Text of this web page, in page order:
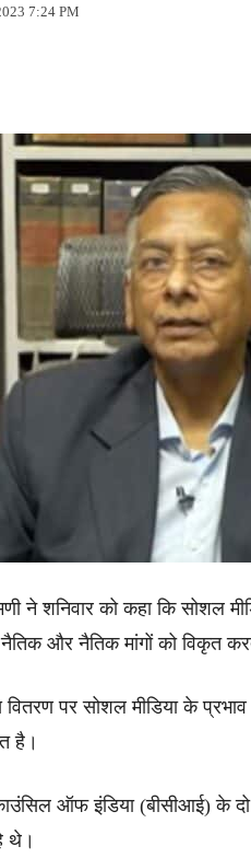
7:24 PM
ने शनिवार को कहा कि सोशल
और नैतिक मांगों को विकृत
वितरण पर सोशल मीडिया के
है।
ऑफ इंडिया (बीसीआई) के
थे।